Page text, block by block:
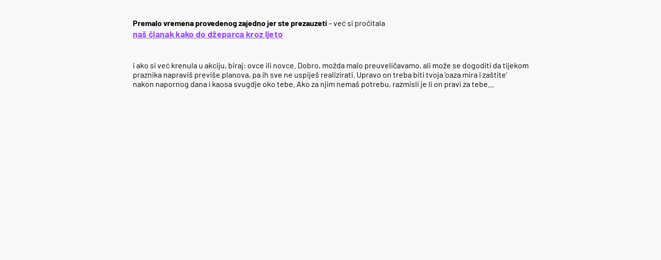
Premalo vremena provedenog zajedno jer ste prezauzeti– već si pročitala
naš članak kako do džeparca kroz ljeto
i ako si već krenula u akciju, biraj: ovce ili novce. Dobro, možda malo preuveličavamo, ali može se dogoditi da tijekom
praznika napraviš previše planova, pa ih sve ne uspiješ realizirati. Upravo on treba biti tvoja 'oaza mira i zaštite'
nakon napornog dana i kaosa svugdje oko tebe. Ako za njim nemaš potrebu, razmisli je li on pravi za tebe...